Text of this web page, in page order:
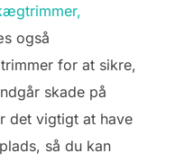
også
for at sikre,
skade på
det vigtigt at have
så du kan